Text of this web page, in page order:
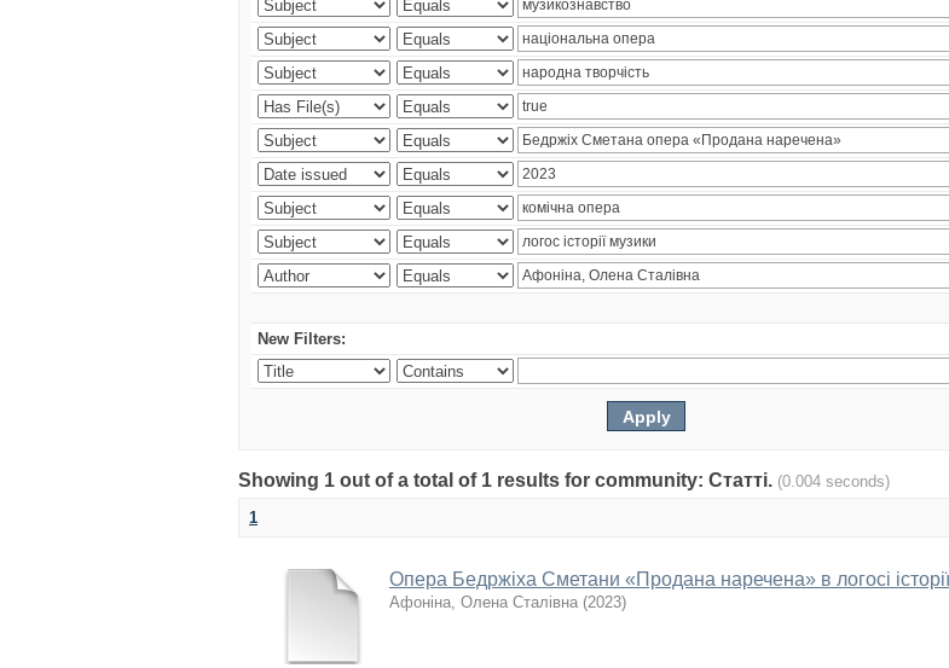
New Filters:
Showing 1 out of a total of 1 results for community: Статті. (0.004 seconds)
1
Опера Бедржіха Сметани «Продана наречена» в логосі
Афоніна, Олена Сталівна (2023)